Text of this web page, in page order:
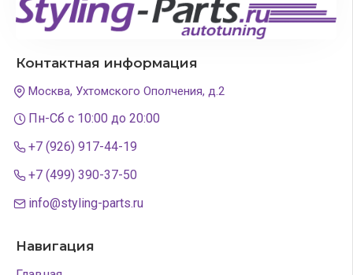
Контактная информация
Москва, Ухтомского Ополчения, д.2
Пн-Сб с 10:00 до 20:00
+7 (926) 917-44-19
+7 (499) 390-37-50
info@styling-parts.ru
Навигация